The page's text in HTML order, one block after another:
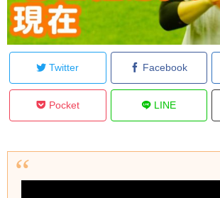
Twitter Facebook
Pocket LINE